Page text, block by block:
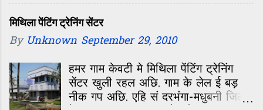
कहिओ नहि बिसराबय वाला दिन। ओहि दिन
पहिल बेर मिलल छलीह अल्का। क्लास मे
विद्यार्थी सभ के इंट्रोडक्शन चलि रहल छल।
परिचय सं पता चलल जे अल्का सेहो दरभंगा
के छथीह। बिहार सं आओर छात्र सभ छल,
मुदा अपन शहर के बाते किछु आओर होए
छै। जखन बात अपन शहर के होए त लगाव
मिथिला पेंटिंग ट्रेनिंग सेंटर
By Unknown September 29, 2010
हमर गाम केवटी मे मिथिला पेंटिंग ट्रेनिंग
सेंटर खुली रहल अछि. गाम के लेल ई बड़
नीक गप अछि. एहि सं दरभंगा-मधुबनी जिला